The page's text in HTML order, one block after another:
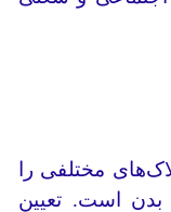
مختلفی را
بدن است. تعیین